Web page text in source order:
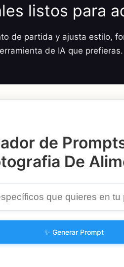
listos para
de partida y ajusta estilo,
de IA que prefieras.
de
De
✨ Generar Prompt